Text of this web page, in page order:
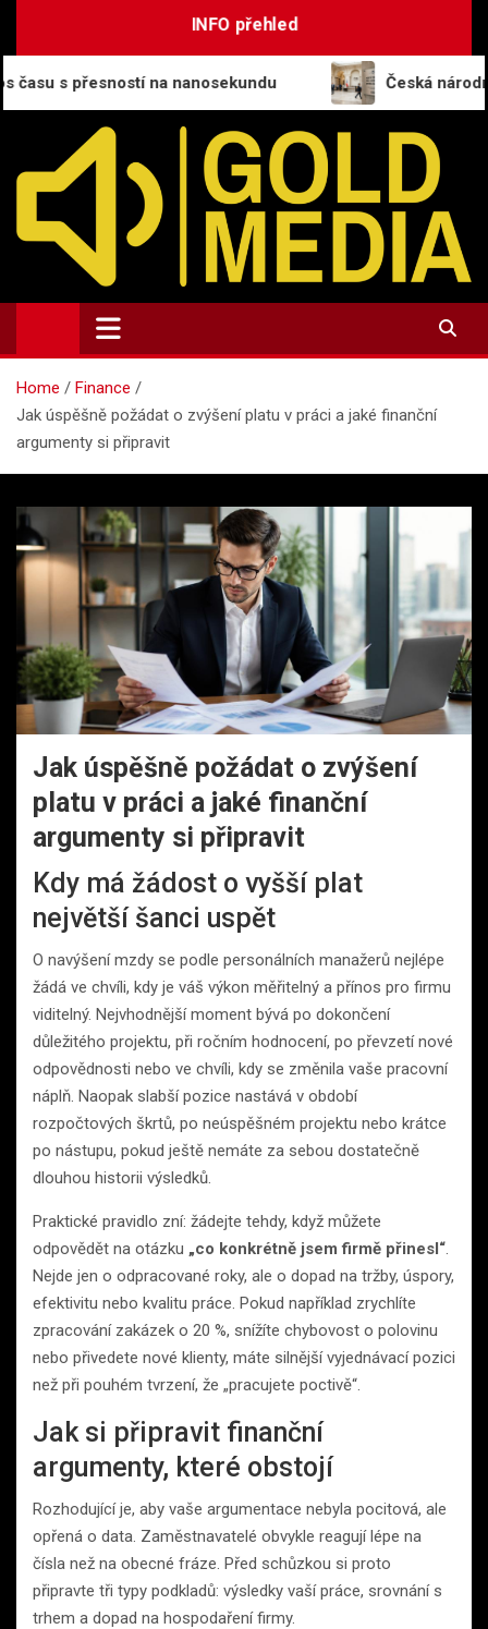
INFO přehled
na nanosekundu Česká národní banka
GoldMedia.cz
Magazín a přehled informací
Home
Finance
Jak úspěšně požádat o zvýšení platu v práci a jaké finanční
argumenty si připravit
Jak úspěšně požádat o zvýšení
platu v práci a jaké finanční
argumenty si připravit
Kdy má žádost o vyšší plat
největší šanci uspět
O navýšení mzdy se podle personálních manažerů nejlépe
žádá ve chvíli, kdy je váš výkon měřitelný a přínos pro firmu
viditelný. Nejvhodnější moment bývá po dokončení
důležitého projektu, při ročním hodnocení, po převzetí nové
odpovědnosti nebo ve chvíli, kdy se změnila vaše pracovní
náplň. Naopak slabší pozice nastává v období
rozpočtových škrtů, po neúspěšném projektu nebo krátce
po nástupu, pokud ještě nemáte za sebou dostatečně
dlouhou historii výsledků.
Praktické pravidlo zní: žádejte tehdy, když můžete
odpovědět na otázku „co konkrétně jsem firmě přinesl“.
Nejde jen o odpracované roky, ale o dopad na tržby, úspory,
efektivitu nebo kvalitu práce. Pokud například zrychlíte
zpracování zakázek o 20 %, snížíte chybovost o polovinu
nebo přivedete nové klienty, máte silnější vyjednávací pozici
než při pouhém tvrzení, že „pracujete poctivě“.
Jak si připravit finanční
argumenty, které obstojí
Rozhodující je, aby vaše argumentace nebyla pocitová, ale
opřená o data. Zaměstnavatelé obvykle reagují lépe na
čísla než na obecné fráze. Před schůzkou si proto
připravte tři typy podkladů: výsledky vaší práce, srovnání s
trhem a dopad na hospodaření firmy.